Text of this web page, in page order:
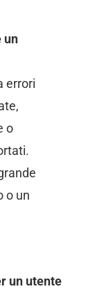
un
errori
o
o un
un utente